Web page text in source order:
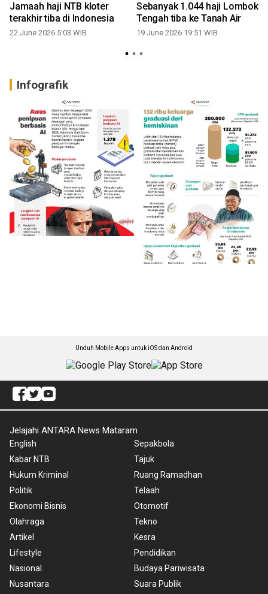
Jamaah haji NTB kloter
terakhir tiba di Indonesia
22 June 2026 5:03 WIB
Sebanyak 1.044 haji Lombok
Tengah tiba ke Tanah Air
19 June 2026 19:51 WIB
Infografik
Unduh Mobile Apps untuk iOS dan Android
Jelajahi ANTARA News Mataram
English
Kabar NTB
Hukum Kriminal
Politik
Ekonomi Bisnis
Olahraga
Artikel
Lifestyle
Nasional
Nusantara
Sepakbola
Tajuk
Ruang Ramadhan
Telaah
Otomotif
Tekno
Kesra
Pendidikan
Budaya Pariwisata
Suara Publik